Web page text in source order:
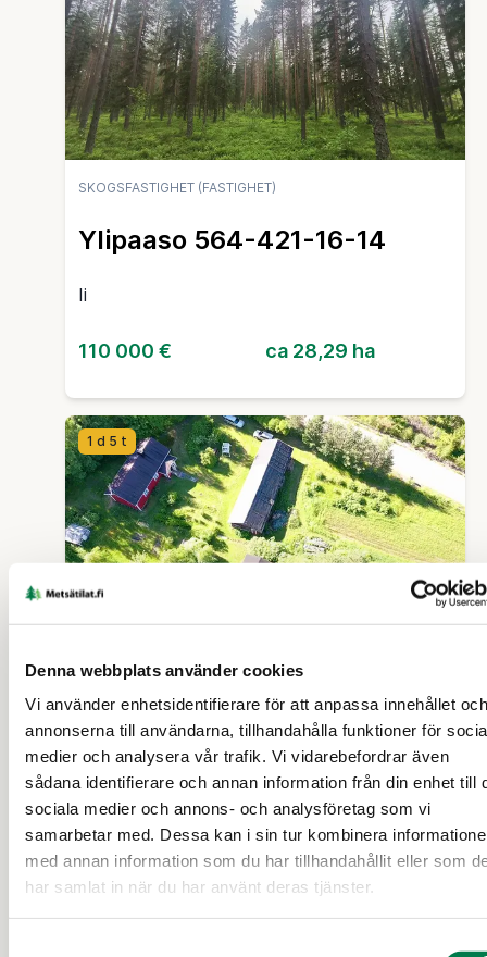
Denna webbplats använder cookies
Vi använder enhetsidentifierare för att anpassa innehållet och
annonserna till användarna, tillhandahålla funktioner för
medier och analysera vår trafik. Vi vidarebefordrar även
sådana identifierare och annan information från din enhet till
sociala medier och annons- och analysföretag som vi
samarbetar med. Dessa kan i sin tur kombinera
med annan information som du har tillhandahållit eller som
har samlat in när du har använt deras tjänster.
SKOGSFASTIGHET (FASTIGHET)
Ylipaaso 564-421-16-14
Ii
110 000 € ca 28,29 ha
1 d 5 t
TOMT (FASTIGHET)
Takamaa 564-410-8-83 ja
Karipelto 564-410-8-82
Uleåborg
40 000 € 1,51 ha